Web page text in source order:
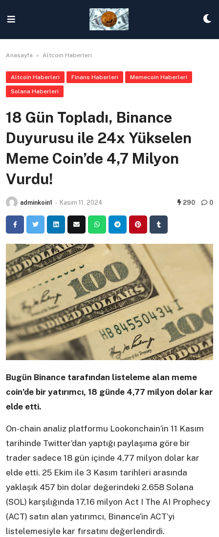
content
Anasayfa » Altcoin Haberleri
Altcoin Haberleri Finans Haberleri Memecoin Haberleri
Solana Haberleri
18 Gün Topladı, Binance
Duyurusu ile 24x Yükselen
Meme Coin’de 4,7 Milyon
Vurdu!
adminkoin1 - Kasım 11, 2024 290 0
Bugün Binance tarafından listeleme alan meme
coin’de bir yatırımcı, 18 günde 4,77 milyon dolar kar
elde etti.
On-chain analiz platformu Lookonchain’in 11 Kasım
tarihinde Twitter’dan yaptığı paylaşıma göre bir
trader sadece 18 gün içinde 4,77 milyon dolar kar
elde etti. 25 Ekim ile 3 Kasım tarihleri arasında
yaklaşık 457 bin dolar değerindeki 2.658 Solana
(SOL) karşılığında 17,16 milyon Act I The AI Prophecy
(ACT) satın alan yatırımcı, Binance’in ACT’yi
listelemesiyle kar fırsatını değerlendirdi.